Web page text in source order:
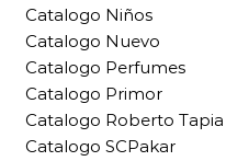
Catalogo Niños
Catalogo Nuevo
Catalogo Perfumes
Catalogo Primor
Catalogo Roberto Tapia
Catalogo SCPakar